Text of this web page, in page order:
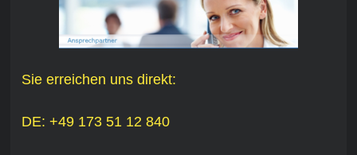
Sie erreichen uns direkt:
DE: +49 173 51 12 840